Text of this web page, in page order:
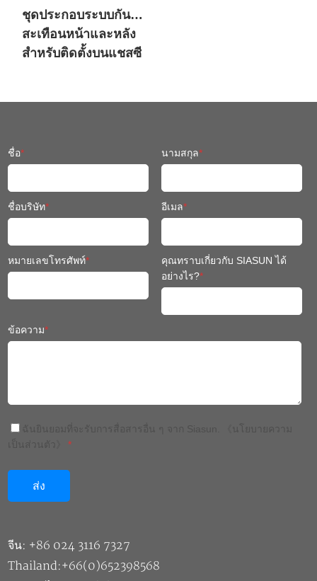
ชุดประกอบระบบกัน
สะเทือนหน้าและหลัง
สำหรับติดตั้งบนแชสซี
ชื่อ* นามสกุล*
ชื่อบริษัท* อีเมล*
หมายเลขโทรศัพท์*
คุณทราบเกี่ยวกับ SIASUN ได้
อย่างไร?*
ข้อความ*
*
จีน: +86 024 3116 7327
Thailand:+66(0)652398568